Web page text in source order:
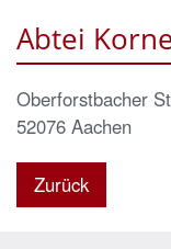
Abtei
Oberforstbacher
52076 Aachen
Zurück